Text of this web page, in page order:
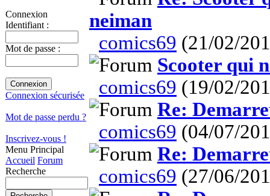
Connexion
Identifiant :
Mot de passe :
Connexion sécurisée
Mot de passe perdu ?
Inscrivez-vous !
Menu Principal
Accueil Forum
Recherche
neiman
comics69 (21/02/
Scooter qui
comics69 (19/02/
Re:
comics69 (04/07/
Re:
comics69 (27/06/